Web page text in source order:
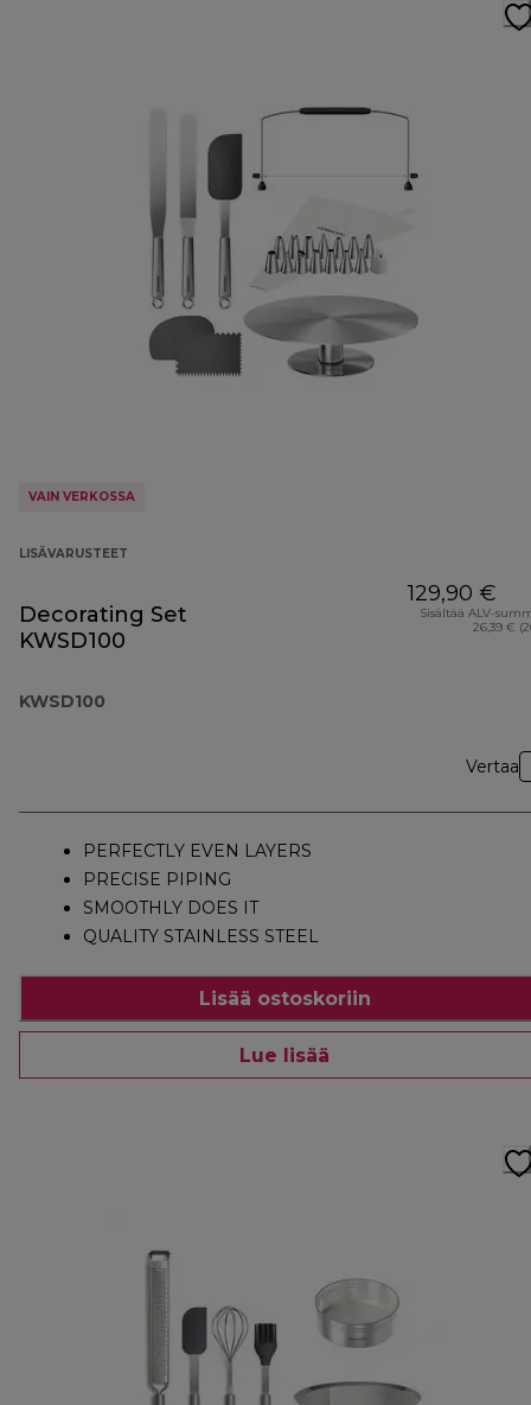
VAIN VERKOSSA
LISÄVARUSTEET
Decorating Set
KWSD100
KWSD100
129,90 €
Sisältää ALV-
26,39 €
Vertaa
PERFECTLY EVEN LAYERS
PRECISE PIPING
SMOOTHLY DOES IT
QUALITY STAINLESS STEEL
Lisää ostoskoriin
Lue lisää